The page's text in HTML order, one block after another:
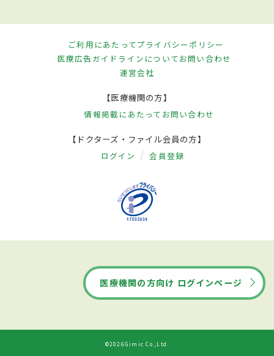
ご利用にあたってプライバシーポリシー
医療広告ガイドラインについてお問い合わせ
運営会社
【医療機関の方】
情報掲載にあたって お問い合わせ
【ドクターズ・ファイル会員の方】
ログイン 会員登録
医療機関の方向け ログインページ
©2026Gimic Co.,Ltd.